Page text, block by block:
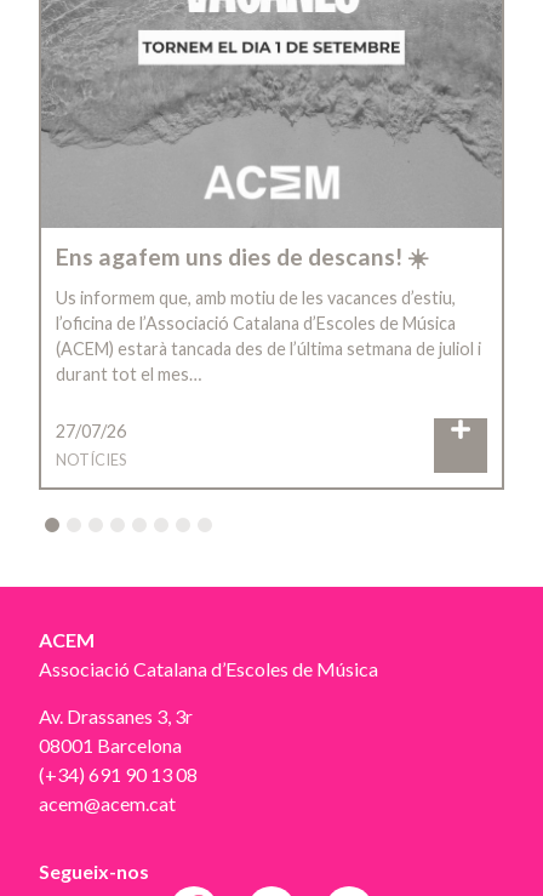
Ens agafem uns dies de descans! ☀️
Us informem que, amb motiu de les vacances d’estiu,
l’oficina de l’Associació Catalana d’Escoles de Música
(ACEM) estarà tancada des de l’última setmana de juliol i
durant tot el mes…
27/07/26
NOTÍCIES
4 5 6 7 8
ACEM
Associació Catalana d’Escoles de Música
Av. Drassanes 3, 3r
08001 Barcelona
(+34) 691 90 13 08
acem@acem.cat
Segueix-nos